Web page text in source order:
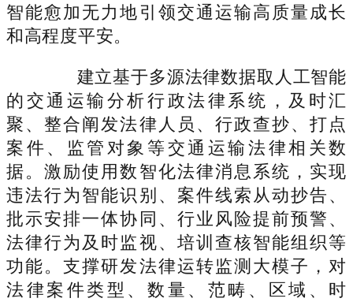
智能愈加无力地引领交通运输高质量成长
和高程度平安。
建立基于多源法律数据取人工智能
的交通运输分析行政法律系统，及时汇
聚、整合阐发法律人员、行政查抄、打点
案件、监管对象等交通运输法律相关数
据。激励使用数智化法律消息系统，实现
违法行为智能识别、案件线索从动抄告、
批示安排一体协同、行业风险提前预警、
法律行为及时监视、培训查核智能组织等
功能。支撑研发法律运转监测大模子，对
法律案件类型、数量、范畴、区域、时